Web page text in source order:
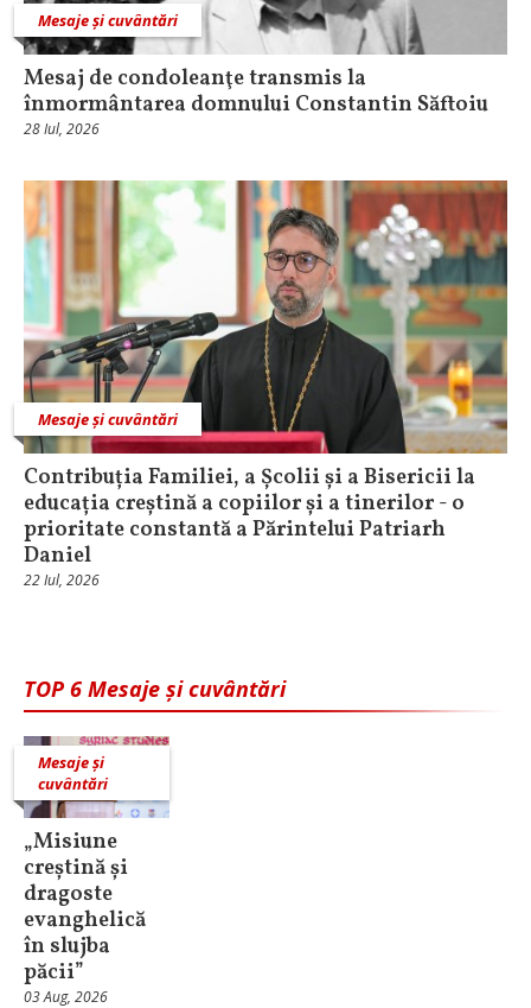
Mesaje și cuvântări
Mesaj de condoleanţe transmis la
înmormântarea domnului Constantin Săftoiu
28 Iul, 2026
Mesaje și cuvântări
Contribuția Familiei, a Școlii și a Bisericii la
educația creștină a copiilor și a tinerilor - o
prioritate constantă a Părintelui Patriarh
Daniel
22 Iul, 2026
TOP 6 Mesaje și cuvântări
Mesaje și
cuvântări
„Misiune
creștină și
dragoste
evanghelică
în slujba
păcii”
03 Aug, 2026